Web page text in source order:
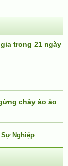
trong 21 ngày
chảy ào ào